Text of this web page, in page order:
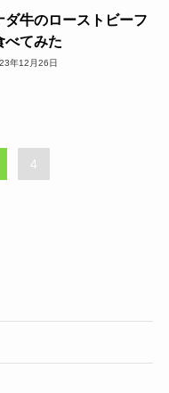
ダ牛のローストビーフ
べてみた
年12月26日
4